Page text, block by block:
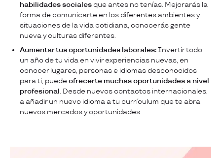
habilidades sociales que antes no tenías. Mejorarás la
forma de comunicarte en los diferentes ambientes y
situaciones de la vida cotidiana, conocerás gente
nueva y culturas diferentes.
Aumentar tus oportunidades laborales:Invertir todo
un año de tu vida en vivir experiencias nuevas, en
conocer lugares, personas e idiomas desconocidos
para ti, puedeofrecerte muchas oportunidades a nivel
profesional. Desde nuevos contactos internacionales,
a añadir un nuevo idioma a tu currículum que te abra
nuevos mercados y oportunidades.